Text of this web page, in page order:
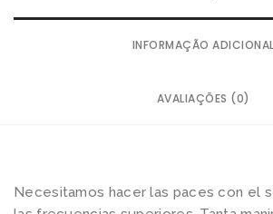
INFORMAÇÃO ADICIONAL
AVALIAÇÕES (0)
Necesitamos hacer las paces con el